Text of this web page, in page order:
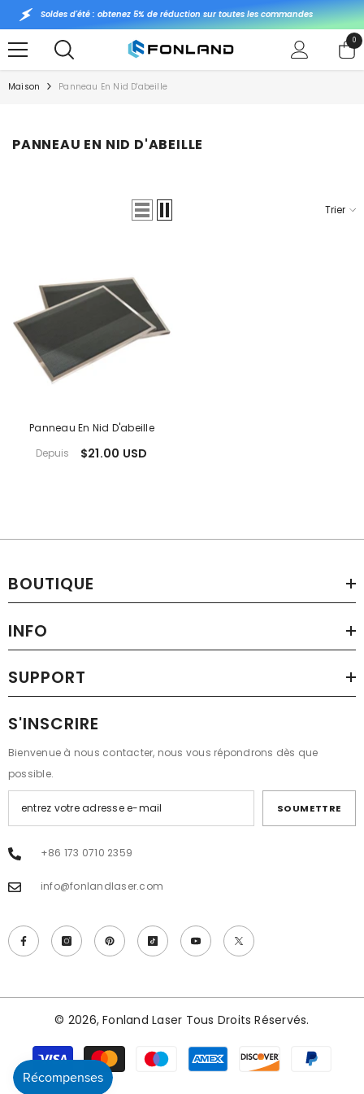
Soldes d'été : obtenez 5% de réduction sur toutes les commandes
00
Maison Panneau En Nid D'abeille
PANNEAU EN NID D'ABEILLE
Trier
Panneau En Nid D'abeille
Depuis
$21.00 USD
BOUTIQUE
INFO
SUPPORT
S'INSCRIRE
Bienvenue à nous contacter, nous vous répondrons dès que
possible.
SOUMETTRE
+86 173 0710 2359
info@fonlandlaser.com
© 2026, Fonland Laser Tous Droits Réservés.
Modes
de
paiement